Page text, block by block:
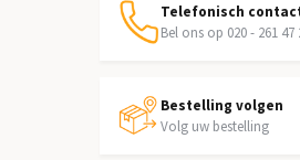
Telefonisch
Bel ons op 020 - 261 47
Bestelling volgen
Volg uw bestelling